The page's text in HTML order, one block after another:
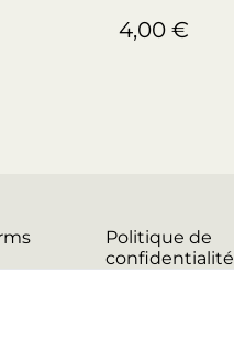
4,00 €
Politique de
confidentialité